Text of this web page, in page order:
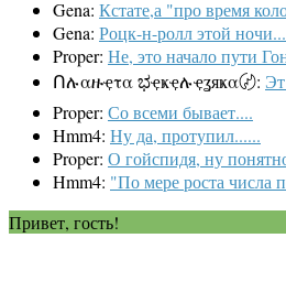
Gena: Кстате,а "про время
Gena: Роцк-н-ролл этой
Proper: Не, это начало пути
Ոሉαዙҿτα ಭҿҝҿሉҿʓяҝα〄:
Proper: Со всеми бывает....
Hmm4: Ну да, протупил......
Proper: О гойспидя, ну
Hmm4: "По мере роста числа
Привет, гость!